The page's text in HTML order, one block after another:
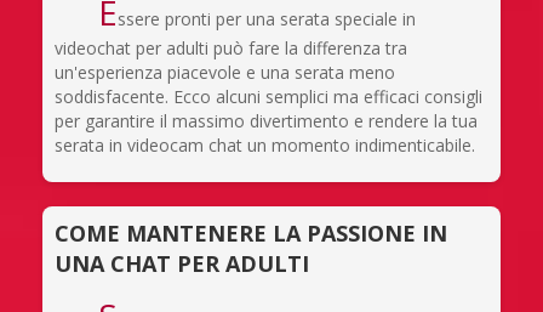
Essere pronti per una serata speciale in
videochat per adulti può fare la differenza tra
un'esperienza piacevole e una serata meno
soddisfacente. Ecco alcuni semplici ma efficaci consigli
per garantire il massimo divertimento e rendere la tua
serata in videocam chat un momento indimenticabile.
COME MANTENERE LA PASSIONE IN
UNA CHAT PER ADULTI